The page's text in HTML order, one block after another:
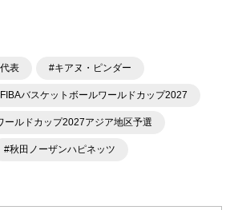
表 #キアヌ・ピンダー
バスケットボールワールドカップ2027
ールドカップ2027アジア地区予選
#秋田ノーザンハピネッツ